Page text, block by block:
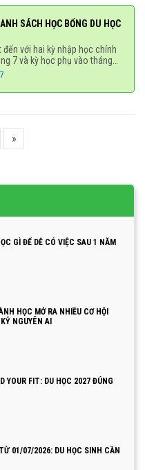
GÌ ĐỂ DỄ CÓ VIỆC SAU 1 NĂM
HỌC MỞ RA NHIỀU CƠ HỘI
NGUYÊN AI
YOUR FIT: DU HỌC 2027 ĐÚNG
01/07/2026: DU HỌC SINH CẦN
SÁCH HỌC BỔNG DU HỌC
với hai kỳ nhập học chính
7 và kỳ học phụ vào tháng
chương trình học bổng hấp
»